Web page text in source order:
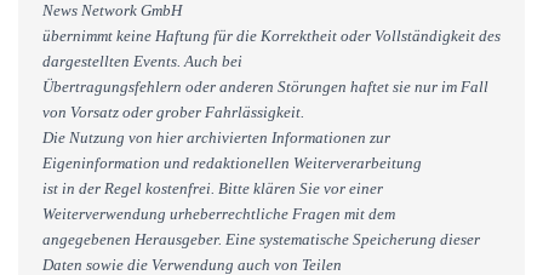
News Network GmbH
übernimmt keine Haftung für die Korrektheit oder Vollständigkeit des
dargestellten Events. Auch bei
Übertragungsfehlern oder anderen Störungen haftet sie nur im Fall
von Vorsatz oder grober Fahrlässigkeit.
Die Nutzung von hier archivierten Informationen zur
Eigeninformation und redaktionellen Weiterverarbeitung
ist in der Regel kostenfrei. Bitte klären Sie vor einer
Weiterverwendung urheberrechtliche Fragen mit dem
angegebenen Herausgeber. Eine systematische Speicherung dieser
Daten sowie die Verwendung auch von Teilen